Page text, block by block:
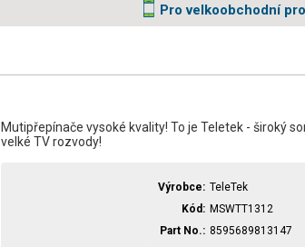
Pro velkoobchodní
Mutipřepínače vysoké kvality! To je Teletek - široký
velké TV rozvody!
Výrobce
TeleTek
Kód
MSWTT1312
Part No.
8595689813147